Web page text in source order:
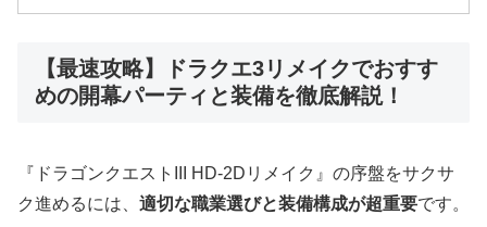
【最速攻略】ドラクエ3リメイクでおすす
めの開幕パーティと装備を徹底解説！
『ドラゴンクエストIII HD-2Dリメイク』の序盤をサクサ
ク進めるには、 適切な職業選びと装備構成が超重要です。